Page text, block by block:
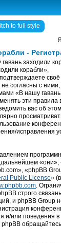
to full style
-
заходили
корабли»,
своё
согласны с ними,
«В нашу
эти правила
вас об
исправления
«они»,
«phpBB
Public License»
.
строго
и phpBB Group
и/или поведения в